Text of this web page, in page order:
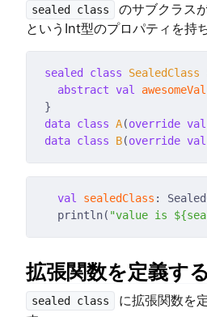
sealed class
のサブクラス
というInt型のプロパティを持ち
sealed class SealedClass
abstract val
data class A(override val
data class B(override val
val sealedClass :
  println(
"value is
拡張関数を定義する
sealed class
に拡張関数を